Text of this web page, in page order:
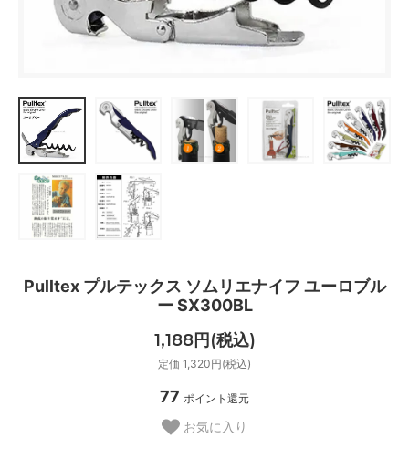
Pulltex プルテックス ソムリエナイフ ユーロブル
ー SX300BL
1,188円(税込)
定価 1,320円(税込)
77 ポイント還元
お気に入り